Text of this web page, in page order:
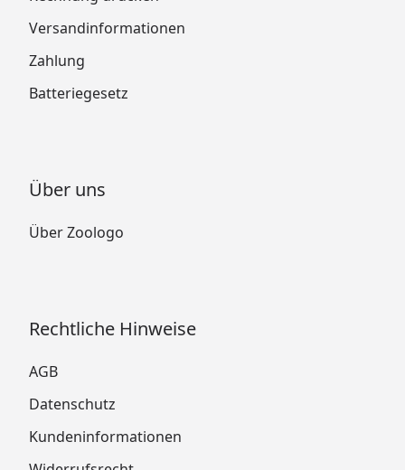
Versandinformationen
Zahlung
Batteriegesetz
Über uns
Über Zoologo
Rechtliche Hinweise
AGB
Datenschutz
Kundeninformationen